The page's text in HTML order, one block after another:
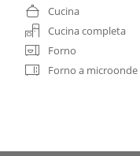
Cucina
Cucina completa
Forno
Forno a microonde